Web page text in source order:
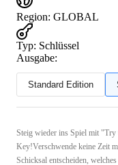
Region: GLOBAL
Typ: Schlüssel
Ausgabe:
Standard Edition
Steig wieder ins Spiel mit
Key!Verschwende keine Zeit
Schicksal entscheiden,